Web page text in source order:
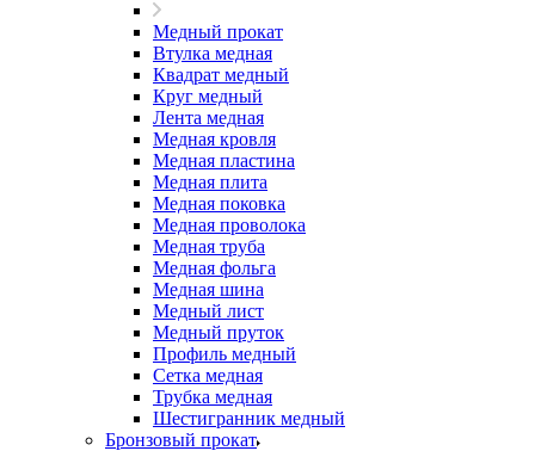
Медный прокат
Втулка медная
Квадрат медный
Круг медный
Лента медная
Медная кровля
Медная пластина
Медная плита
Медная поковка
Медная проволока
Медная труба
Медная фольга
Медная шина
Медный лист
Медный пруток
Профиль медный
Сетка медная
Трубка медная
Шестигранник медный
Бронзовый прокат